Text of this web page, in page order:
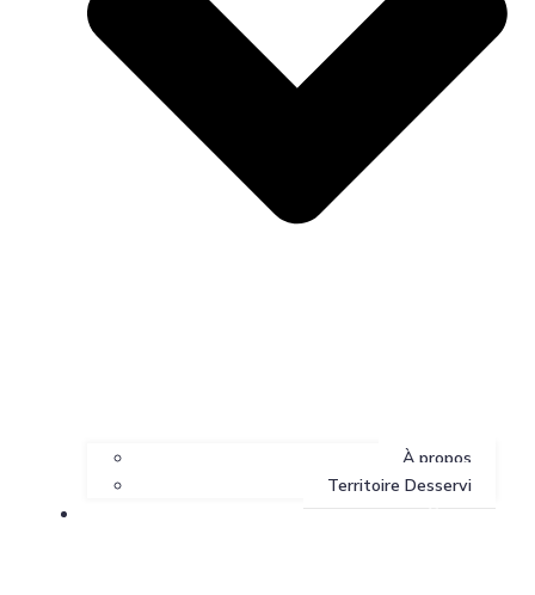
À propos
Territoire Desservi
Services